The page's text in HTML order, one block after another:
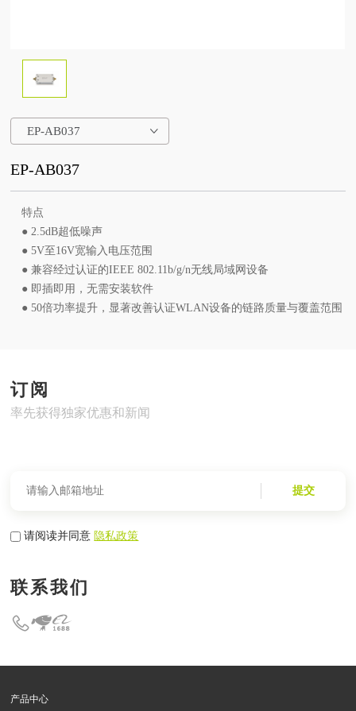
EP-AB037
EP-AB037
特点
● 2.5dB超低噪声
● 5V至16V宽输入电压范围
● 兼容经过认证的IEEE 802.11b/g/n无线局域网设备
● 即插即用，无需安装软件
● 50倍功率提升，显著改善认证WLAN设备的链路质量与覆盖范围
订阅
率先获得独家优惠和新闻
提交
请阅读并同意隐私政策
联系我们
产品中心